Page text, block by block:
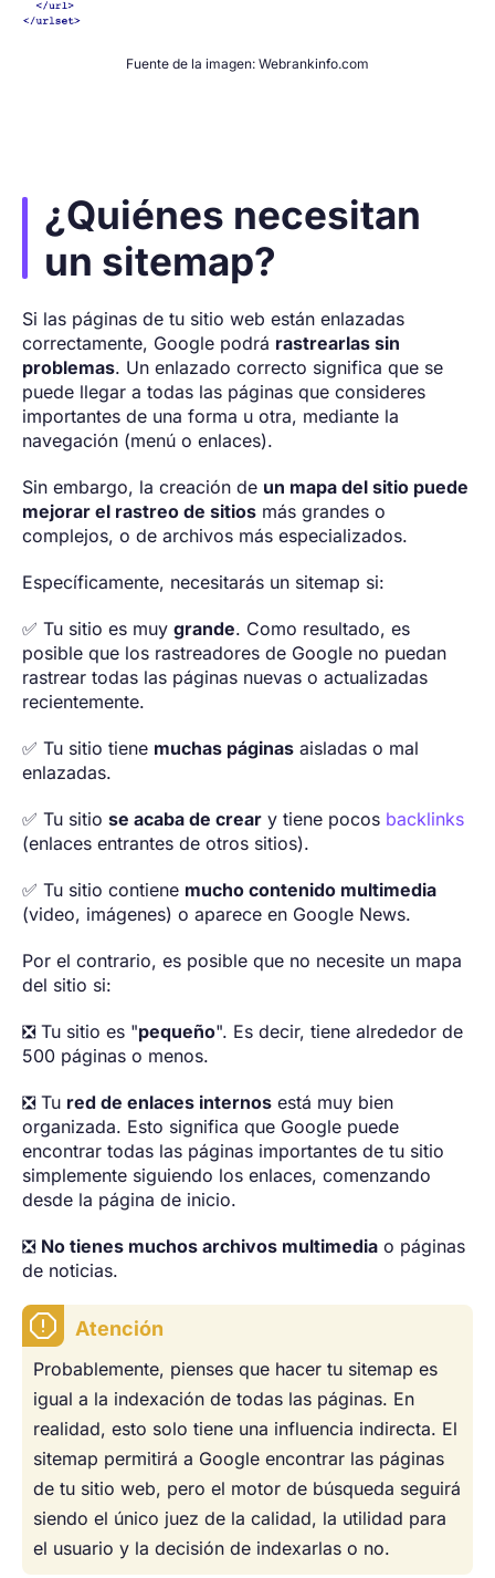
Fuente de la imagen: Webrankinfo.com
¿Quiénes necesitan
un sitemap?
Si las páginas de tu sitio web están enlazadas
correctamente, Google podrá rastrearlas sin
problemas. Un enlazado correcto significa que se
puede llegar a todas las páginas que consideres
importantes de una forma u otra, mediante la
navegación (menú o enlaces).
Sin embargo, la creación de un mapa del sitio puede
mejorar el rastreo de sitios más grandes o
complejos, o de archivos más especializados.
Específicamente, necesitarás un sitemap si:
✅ Tu sitio es muy grande. Como resultado, es
posible que los rastreadores de Google no puedan
rastrear todas las páginas nuevas o actualizadas
recientemente.
✅ Tu sitio tiene muchas páginas aisladas o mal
enlazadas.
✅ Tu sitio se acaba de crear y tiene pocos backlinks
(enlaces entrantes de otros sitios).
✅ Tu sitio contiene mucho contenido multimedia
(video, imágenes) o aparece en Google News.
Por el contrario, es posible que no necesite un mapa
del sitio si:
❎ Tu sitio es "pequeño". Es decir, tiene alrededor de
500 páginas o menos.
❎ Tu red de enlaces internos está muy bien
organizada. Esto significa que Google puede
encontrar todas las páginas importantes de tu sitio
simplemente siguiendo los enlaces, comenzando
desde la página de inicio.
❎ No tienes muchos archivos multimedia o páginas
de noticias.
Atención
Probablemente, pienses que hacer tu sitemap es
igual a la indexación de todas las páginas. En
realidad, esto solo tiene una influencia indirecta. El
sitemap permitirá a Google encontrar las páginas
de tu sitio web, pero el motor de búsqueda seguirá
siendo el único juez de la calidad, la utilidad para
el usuario y la decisión de indexarlas o no.